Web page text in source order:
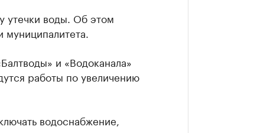
утечки воды. Об этом
и «Водоканала»
работы по увеличению
водоснабжение,